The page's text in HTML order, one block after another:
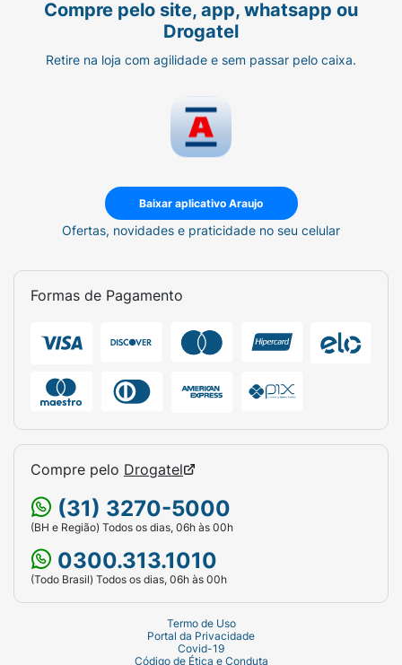
Compre pelo site, app, whatsapp ou
Drogatel
Retire na loja com agilidade e sem passar pelo caixa.
Baixar aplicativo Araujo
Ofertas, novidades e praticidade no seu celular
Formas de Pagamento
Compre pelo Drogatel
(31) 3270-5000
(BH e Região) Todos os dias, 06h às 00h
0300.313.1010
(Todo Brasil) Todos os dias, 06h às 00h
Termo de Uso
Portal da Privacidade
Covid-19
Código de Ética e Conduta